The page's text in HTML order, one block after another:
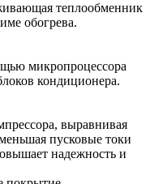
теплообменник
обогрева.
микропроцессора
кондиционера.
выравнивая
пусковые токи
надежность и